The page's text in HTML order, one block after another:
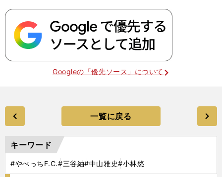
Googleの「優先ソース」について
一覧に戻る
キーワード
#やべっちF.C.#三谷紬#中山雅史#小林悠